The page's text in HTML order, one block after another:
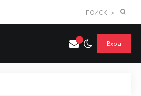
ПОИСК ->
Вход